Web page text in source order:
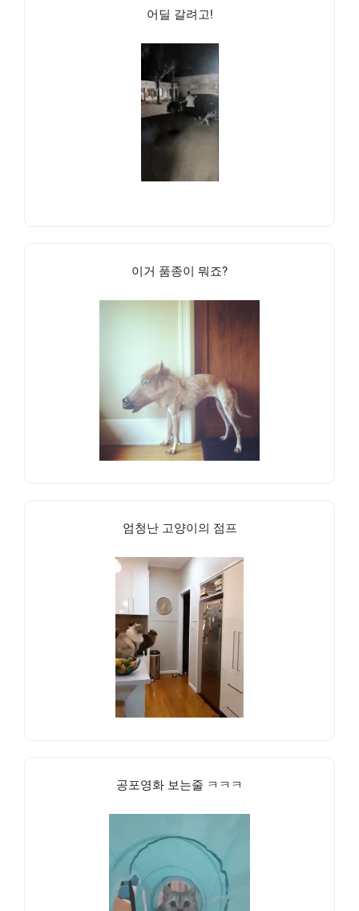
어딜 갈려고!
이거 품종이 뭐죠?
엄청난 고양이의 점프
공포영화 보는줄 ㅋㅋㅋ